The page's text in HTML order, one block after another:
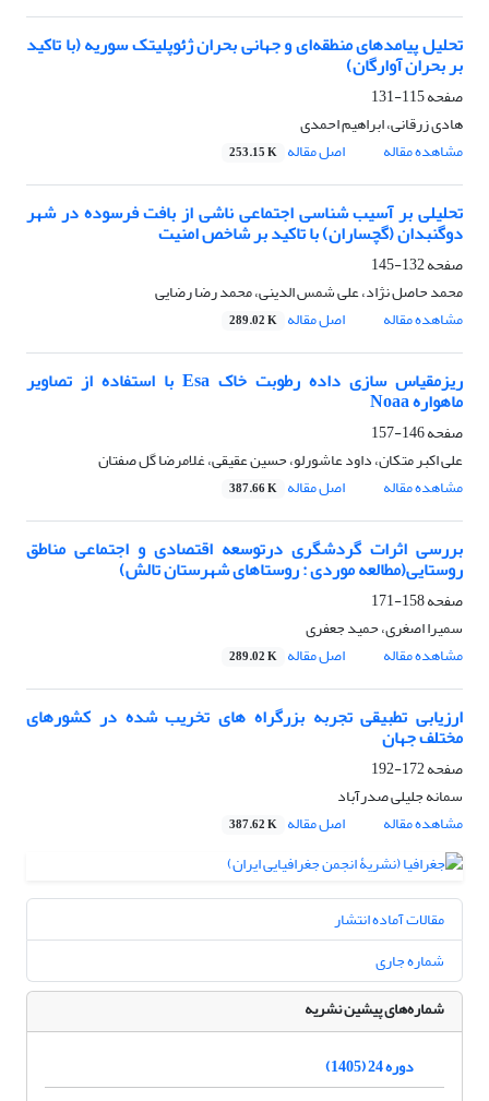
تحلیل پیامدهای منطقه‌ای و جهانی بحران ژئوپلیتک سوریه (با تاکید
بر بحران آوارگان)
صفحه115-131
هادی زرقانی، ابراهیم احمدی
مشاهده مقاله
اصل مقاله 253.15 K
تحلیلی بر آسیب شناسی اجتماعی ناشی از بافت فرسوده در شهر
دوگنبدان (گچساران) با تاکید بر شاخص امنیت
صفحه132-145
محمد حاصل نژاد، علی شمس الدینی، محمد رضا رضایی
مشاهده مقاله
اصل مقاله 289.02 K
ریزمقیاس سازی داده رطوبت خاک Esa با استفاده از تصاویر
ماهواره Noaa
صفحه146-157
علی اکبر متکان، داود عاشورلو، حسین عقیقی، غلامرضا گل صفتان
مشاهده مقاله
اصل مقاله 387.66 K
بررسی اثرات گردشگری درتوسعه اقتصادی و اجتماعی مناطق
روستایی(مطالعه موردی : روستاهای شهرستان تالش)
صفحه158-171
سمیرا اصغری، حمید جعفری
مشاهده مقاله
اصل مقاله 289.02 K
ارزیابی تطبیقی تجربه بزرگراه های تخریب شده در کشورهای
مختلف جهان
صفحه172-192
سمانه جلیلی صدرآباد
مشاهده مقاله
اصل مقاله 387.62 K
مقالات آماده انتشار
شماره جاری
شماره‌های پیشین نشریه
دوره 24 (1405)